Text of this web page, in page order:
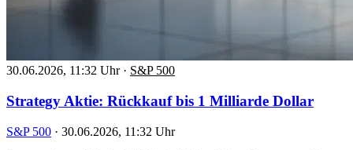
30.06.2026, 11:32 Uhr · S&P 500
Strategy Aktie: Rückkauf bis 1 Milliarde Dollar
S&P 500 · 30.06.2026, 11:32 Uhr